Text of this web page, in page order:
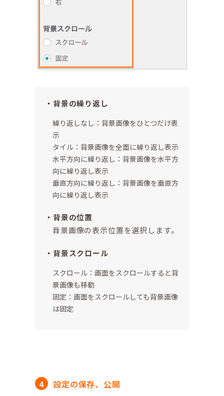
背景の繰り返し
繰り返しなし：背景画像をひとつだけ表
示
タイル：背景画像を全面に繰り返し表示
水平方向に繰り返し：背景画像を水平方
向に繰り返し表示
垂直方向に繰り返し：背景画像を垂直方
向に繰り返し表示
背景の位置
背景画像の表示位置を選択します。
背景スクロール
スクロール：画面をスクロールすると背
景画像も移動
固定：画面をスクロールしても背景画像
は固定
設定の保存、公開